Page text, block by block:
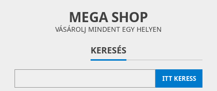
MEGA SHOP
VÁSÁROLJ MINDENT EGY HELYEN
KERESÉS
ITT KERESS